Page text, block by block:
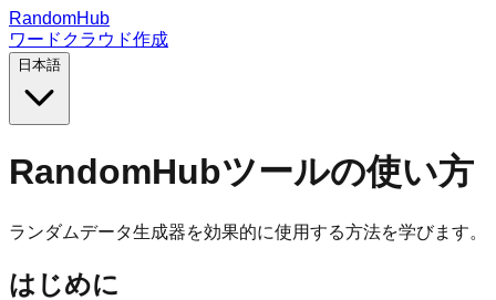
RandomHub
ワードクラウド作成
日本語
RandomHubツールの使い方
ランダムデータ生成器を効果的に使用する方法を学びます。
はじめに